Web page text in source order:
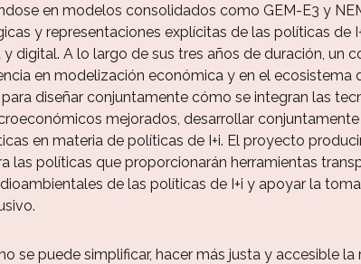
en modelos consolidados como GEM-E3 y
y representaciones explícitas de las políticas de
digital. A lo largo de sus tres años de duración, un
en modelización económica y en el ecosistema
diseñar conjuntamente cómo se integran las
mejorados, desarrollar
en materia de políticas de I+i. El proyecto
las políticas que proporcionarán herramientas
de las políticas de I+i y apoyar la
se puede simplificar, hacer más justa y accesible